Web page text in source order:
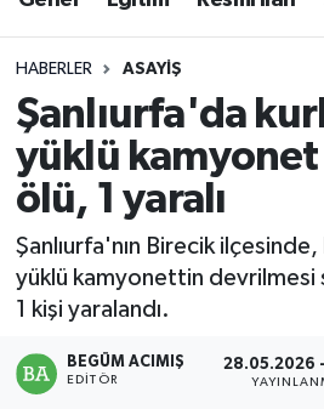
HABERLER ASAYIŞ
Şanlıurfa'da
yüklü kamyonet
ölü, 1 yaralı
Şanlıurfa'nın Birecik ilçesinde,
yüklü kamyonettin devrilmesi
1 kişi yaralandı.
BEGÜM ACIMIŞ
EDITÖR
28.05.2026 -
Güncel
Haberde insan
Kültür - Sanat
Haber Arşivi